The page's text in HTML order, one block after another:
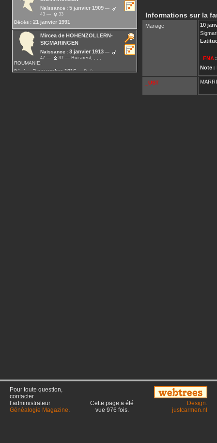
Naissance : 5 janvier 1909
43 33
Décès : 21 janvier 1991
Mircea de HOHENZOLLERN-
SIGMARINGEN
Naissance : 3 janvier 1913
47 37
Bucarest, , , ,
ROUMANIE,
Décès : 2 novembre 1916
Buftea, , , ,
Informations sur la
Mariage
10
_FNA :
Note :
_UST
Pour toute question,
contacter
l’administrateur
Généalogie Magazine.
Cette page a été
vue 976 fois.
Design:
justcarmen.nl